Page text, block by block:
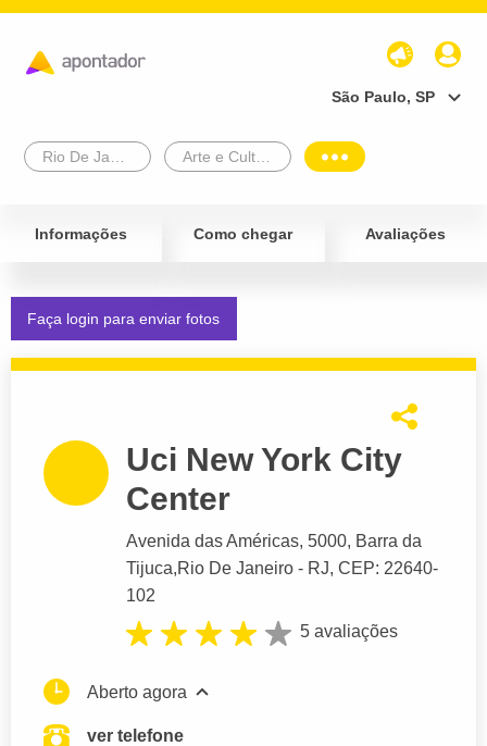
São Paulo, SP
Informações Como chegar Avaliações
Faça login para enviar fotos
Uci New York City
Center
Avenida das Américas, 5000, Barra da
Tijuca,Rio De Janeiro - RJ, CEP: 22640-
102
5 avaliações
Aberto agora
ver telefone